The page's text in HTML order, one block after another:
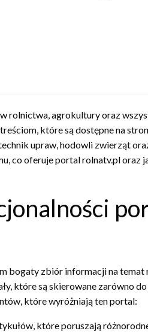
rolnictwa, agrokultury oraz
które są dostępne na
upraw, hodowli zwierząt
co oferuje portal rolnatv.pl oraz
bogaty zbiór informacji na
które są skierowane zarówno
które wyróżniają ten portal:
które poruszają